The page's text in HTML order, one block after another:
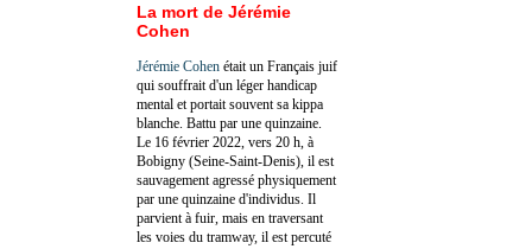
La mort de Jérémie
Cohen
Jérémie Cohen était un Français juif
qui souffrait d'un léger handicap
mental et portait souvent sa kippa
blanche. Battu par une quinzaine.
Le 16 février 2022, vers 20 h, à
Bobigny (Seine-Saint-Denis), il est
sauvagement agressé physiquement
par une quinzaine d'individus. Il
parvient à fuir, mais en traversant
les voies du tramway, il est percuté